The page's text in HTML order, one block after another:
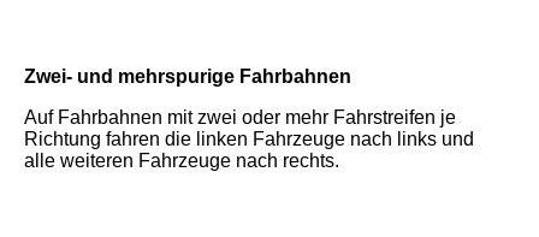
Zwei- und mehrspurige Fahrbahnen
Auf Fahrbahnen mit zwei oder mehr Fahrstreifen je
Richtung fahren die linken Fahrzeuge nach links und
alle weiteren Fahrzeuge nach rechts.